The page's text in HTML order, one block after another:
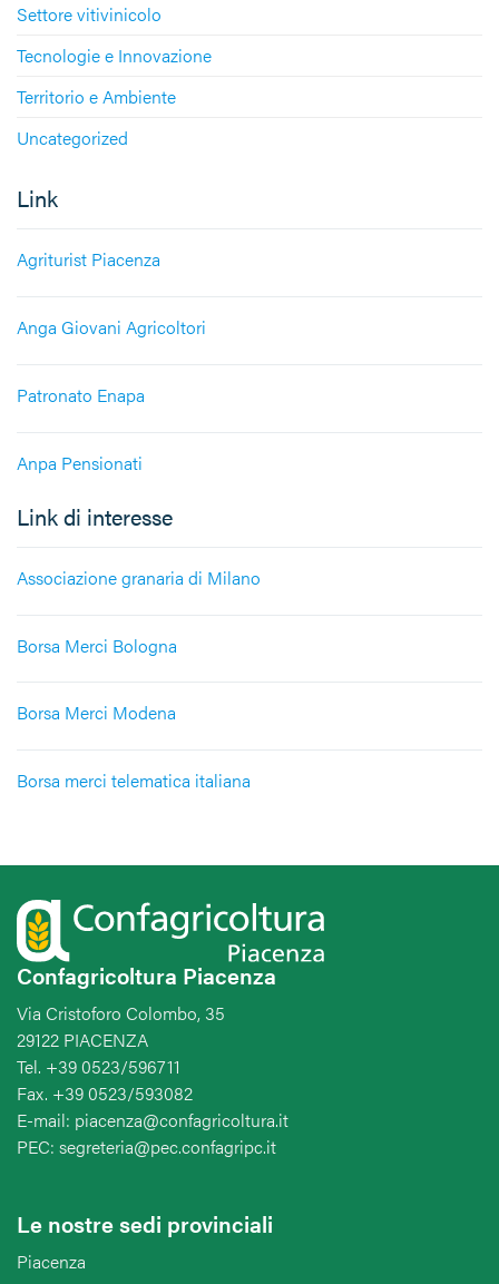
Settore vitivinicolo
Tecnologie e Innovazione
Territorio e Ambiente
Uncategorized
Link
Agriturist Piacenza
Anga Giovani Agricoltori
Patronato Enapa
Anpa Pensionati
Link di interesse
Associazione granaria di Milano
Borsa Merci Bologna
Borsa Merci Modena
Borsa merci telematica italiana
Confagricoltura Piacenza
Via Cristoforo Colombo, 35
29122 PIACENZA
Tel. +39 0523/596711
Fax. +39 0523/593082
E-mail: piacenza@confagricoltura.it
PEC: segreteria@pec.confagripc.it
Le nostre sedi provinciali
Piacenza